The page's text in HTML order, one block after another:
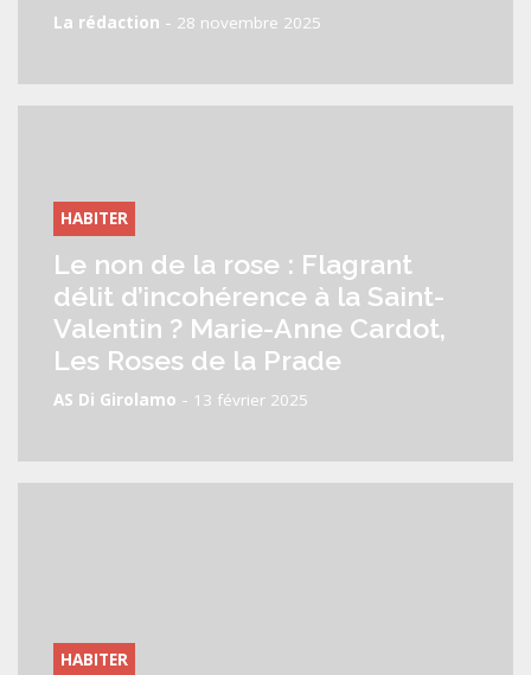
La rédaction - 28 novembre 2025
HABITER
Le non de la rose : Flagrant
délit d’incohérence à la Saint-
Valentin ? Marie-Anne Cardot,
Les Roses de la Prade
AS Di Girolamo - 13 février 2025
HABITER